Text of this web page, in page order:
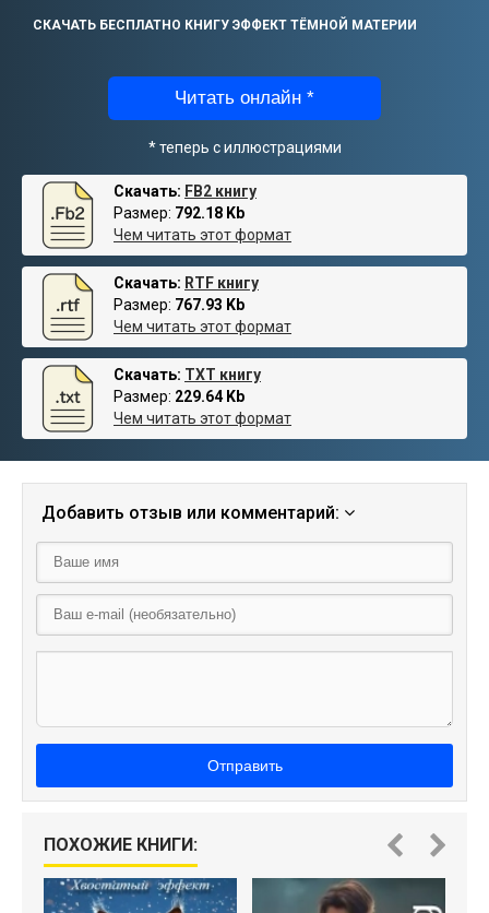
СКАЧАТЬ БЕСПЛАТНО КНИГУ ЭФФЕКТ ТЁМНОЙ МАТЕРИИ
Читать онлайн *
* теперь с иллюстрациями
Скачать: FB2 книгу
Размер: 792.18 Kb
Чем читать этот формат
Скачать: RTF книгу
Размер: 767.93 Kb
Чем читать этот формат
Скачать: TXT книгу
Размер: 229.64 Kb
Чем читать этот формат
Добавить отзыв или комментарий:
Отправить
ПОХОЖИЕ КНИГИ: